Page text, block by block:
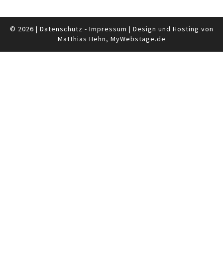
© 2026 | Datenschutz - Impressum | Design und Hosting von
Matthias Hehn, MyWebstage.de